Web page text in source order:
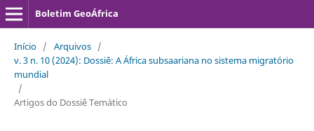
Boletim GeoÁfrica
Início / Arquivos /
v. 3 n. 10 (2024): Dossiê: A África subsaariana no sistema migratório
mundial
/
Artigos do Dossiê Temático